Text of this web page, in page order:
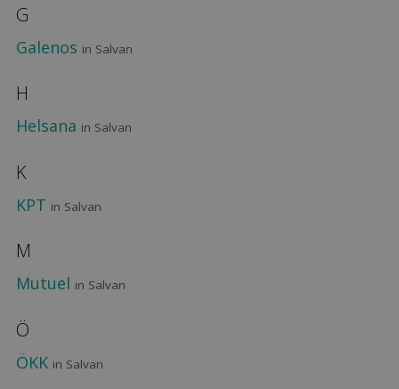
G
Galenos in Salvan
H
Helsana in Salvan
K
KPT in Salvan
M
Mutuel in Salvan
Ö
ÖKK in Salvan